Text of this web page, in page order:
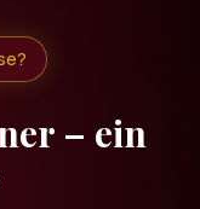
– ein